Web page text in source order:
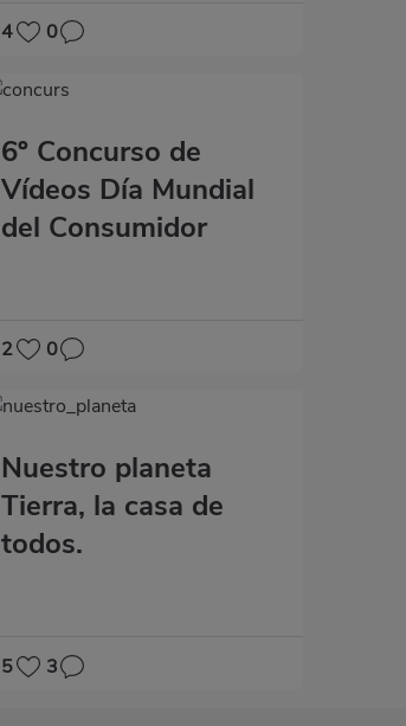
4 0
6º Concurso de
Vídeos Día Mundial
del Consumidor
2 0
Nuestro planeta
Tierra, la casa de
todos.
5 3